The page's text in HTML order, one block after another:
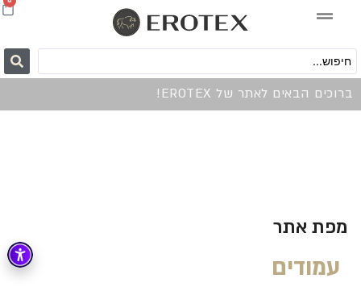
ברוכים הבאים לאתר של EROTEX!
מפת אתר
עמודים